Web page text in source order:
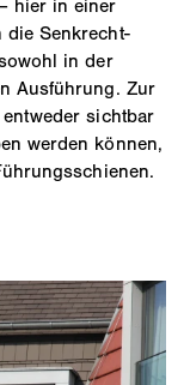
hier in einer
die Senkrecht-
in der
Ausführung. Zur
sichtbar
werden können,